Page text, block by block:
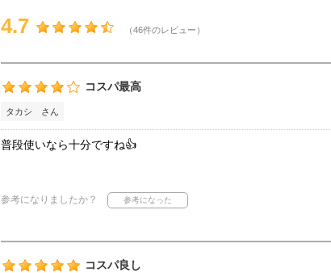
4.7 （46件のレビュー）
コスパ最高
タカシ さん
普段使いなら十分ですね👍
参考になりましたか？
コスパ良し